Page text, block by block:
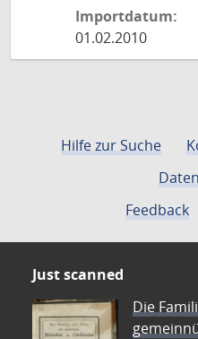
Importdatum:
01.02.2010
Hilfe zur Suche
Feedback
Just scanned
Die